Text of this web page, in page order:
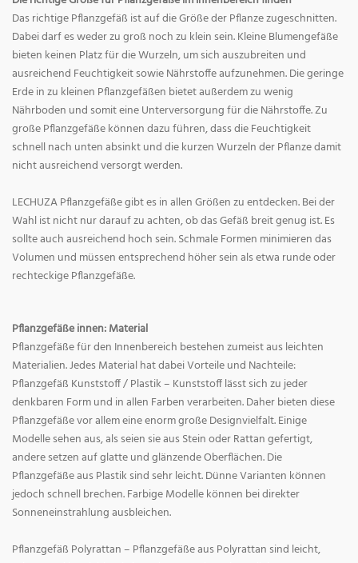
Das richtige Pflanzgefäß ist auf die Größe der Pflanze zugeschnitten.
Dabei darf es weder zu groß noch zu klein sein. Kleine Blumengefäße
bieten keinen Platz für die Wurzeln, um sich auszubreiten und
ausreichend Feuchtigkeit sowie Nährstoffe aufzunehmen. Die geringe
Erde in zu kleinen Pflanzgefäßen bietet außerdem zu wenig
Nährboden und somit eine Unterversorgung für die Nährstoffe. Zu
große Pflanzgefäße können dazu führen, dass die Feuchtigkeit
schnell nach unten absinkt und die kurzen Wurzeln der Pflanze damit
nicht ausreichend versorgt werden.
LECHUZA Pflanzgefäße gibt es in allen Größen zu entdecken. Bei der
Wahl ist nicht nur darauf zu achten, ob das Gefäß breit genug ist. Es
sollte auch ausreichend hoch sein. Schmale Formen minimieren das
Volumen und müssen entsprechend höher sein als etwa runde oder
rechteckige Pflanzgefäße.
Pflanzgefäße innen: Material
Pflanzgefäße für den Innenbereich bestehen zumeist aus leichten
Materialien. Jedes Material hat dabei Vorteile und Nachteile:
Pflanzgefäß Kunststoff / Plastik – Kunststoff lässt sich zu jeder
denkbaren Form und in allen Farben verarbeiten. Daher bieten diese
Pflanzgefäße vor allem eine enorm große Designvielfalt. Einige
Modelle sehen aus, als seien sie aus Stein oder Rattan gefertigt,
andere setzen auf glatte und glänzende Oberflächen. Die
Pflanzgefäße aus Plastik sind sehr leicht. Dünne Varianten können
jedoch schnell brechen. Farbige Modelle können bei direkter
Sonneneinstrahlung ausbleichen.
Pflanzgefäß Polyrattan – Pflanzgefäße aus Polyrattan sind leicht,